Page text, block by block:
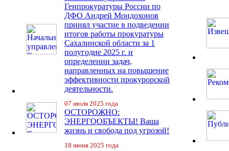
Генпрокуратуры России по
ДФО Андрей Мондохонов
принял участие в подведении
итогов работы прокуратуры
Сахалинской области за 1
полугодие 2025 г. и
определении задач,
направленных на повышение
эффективности прокурорской
деятельности.
07 июля 2025 года
ОСТОРОЖНО:
ЭНЕРГООБЪЕКТЫ! Ваша
жизнь и свобода под угрозой!
18 июня 2025 года